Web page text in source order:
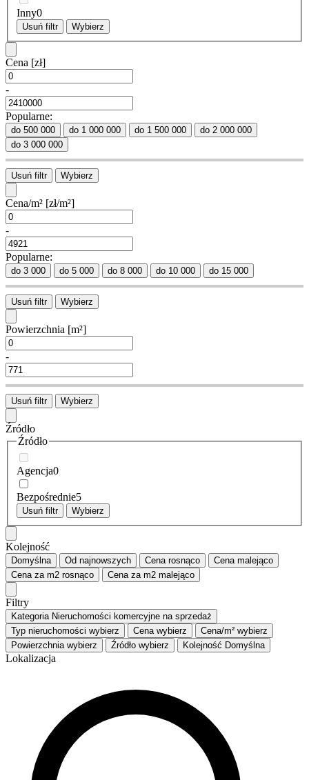
Inny0
Usuń filtr Wybierz
Cena [zł]
-
Popularne:
do 500 000 do 1 000 000 do 1 500 000
do 2 000 000
do 3 000 000
Usuń filtr Wybierz
Cena/m² [zł/m²]
-
Popularne:
do 3 000 do 5 000 do 8 000 do 10 000 do 15 000
Usuń filtr Wybierz
Powierzchnia [m²]
-
Usuń filtr Wybierz
Źródło
Źródło
Agencja0
Bezpośrednie5
Usuń filtr Wybierz
Kolejność
Domyślna Od najnowszych Cenarosnąco Cenamalejąco
Cena za m2 rosnąco Cena za m2 malejąco
Filtry
Kategoria Nieruchomości komercyjne na sprzedaż
Typ nieruchomości wybierz Cena wybierz Cena/m² wybierz
Powierzchnia wybierz Źródło wybierz Kolejność Domyślna
Lokalizacja